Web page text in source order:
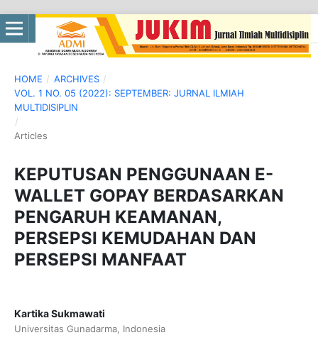
HOME / ARCHIVES /
VOL. 1 NO. 05 (2022): SEPTEMBER: JURNAL ILMIAH
MULTIDISIPLIN
/
Articles
KEPUTUSAN PENGGUNAAN E-
WALLET GOPAY BERDASARKAN
PENGARUH KEAMANAN,
PERSEPSI KEMUDAHAN DAN
PERSEPSI MANFAAT
Kartika Sukmawati
Universitas Gunadarma, Indonesia